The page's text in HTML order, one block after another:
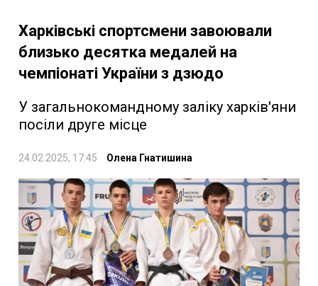
Харківські спортсмени завоювали
близько десятка медалей на
чемпіонаті України з дзюдо
У загальнокомандному заліку харків'яни
посіли друге місце
24.02.2025, 17:45 Олена Гнатишина